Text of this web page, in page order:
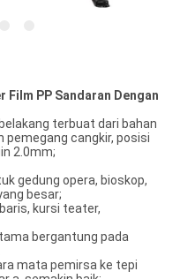
Film PP Sandaran Dengan
terbuat dari bahan
pemegang cangkir, posisi
2.0mm;
gedung opera, bioskop,
besar;
kursi teater,
bergantung pada
mata pemirsa ke tepi